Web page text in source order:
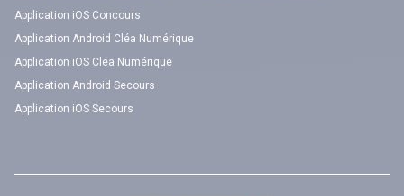
Application iOS Concours
Application Android Cléa Numérique
Application iOS Cléa Numérique
Application Android Secours
Application iOS Secours